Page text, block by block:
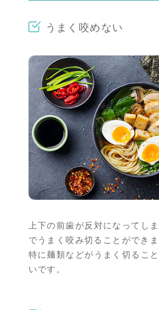
うまく咬めない
上下の前歯が反対になってし
でうまく咬み切ることができま
特に麺類などがうまく切るこ
いです。